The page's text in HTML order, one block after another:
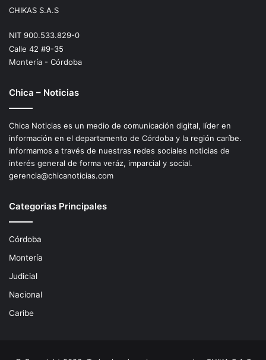
CHIKAS S.A.S
NIT 900.533.829-0
Calle 42 #9-35
Montería - Córdoba
Chica – Noticias
Chica Noticias es un medio de comunicación digital, líder en
información en el departamento de Córdoba y la región caríbe.
Informamos a través de nuestras redes sociales noticias de
interés general de forma veráz, imparcial y social.
gerencia@chicanoticias.com
Categorias Principales
Córdoba
Montería
Judicial
Nacional
Caribe